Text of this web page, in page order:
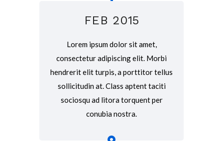
FEB 2015
Lorem ipsum dolor sit amet,
consectetur adipiscing elit. Morbi
hendrerit elit turpis, a porttitor tellus
sollicitudin at. Class aptent taciti
sociosqu ad litora torquent per
conubia nostra.